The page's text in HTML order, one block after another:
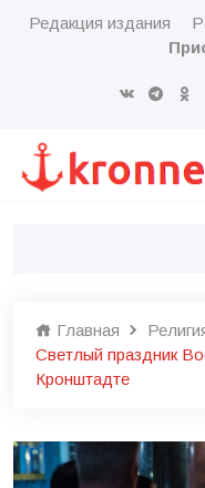
Редакция издания
Главная
Светлый праздник
Кронштадте